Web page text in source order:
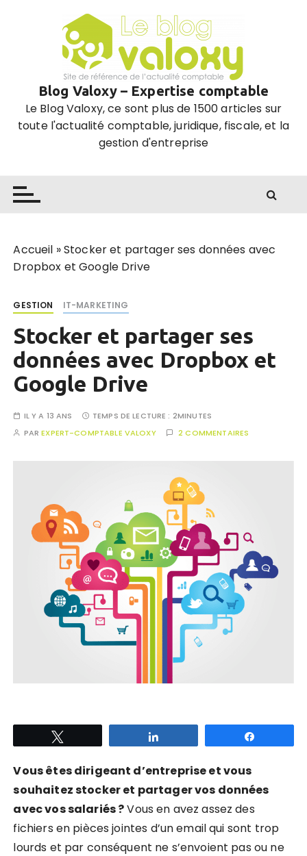
Blog Valoxy – Expertise comptable
Le Blog Valoxy, ce sont plus de 1500 articles sur
toute l'actualité comptable, juridique, fiscale, et la
gestion d'entreprise
Accueil »Stocker et partager ses données avec
Dropbox et Google Drive
GESTION IT-MARKETING
Stocker et partager ses
données avec Dropbox et
Google Drive
IL Y A 13 ANS TEMPS DE LECTURE : 2MINUTES
PAREXPERT-COMPTABLE VALOXY 2 COMMENTAIRES
Vous êtes dirigeant d’entreprise et vous
souhaitez stocker et partager vos données
avec vos salariés ?Vous en avez assez des
fichiers en pièces jointes d’un email qui sont trop
lourds et par conséquent ne s’envoient pas ou ne